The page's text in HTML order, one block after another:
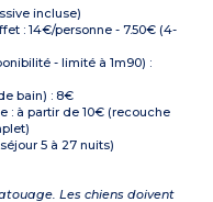
incluse)
: 14€/personne - 7.50€ (4-
- limité à 1m90) :
bain) : 8€
: à partir de 10€ (recouche
5 à 27 nuits)
Les chiens doivent